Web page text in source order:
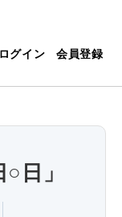
ログイン 会員登録
日」